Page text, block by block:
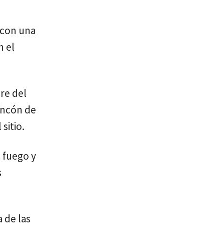
una
el
del
de
sitio.
fuego y
de las